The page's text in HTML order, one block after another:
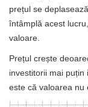
prețul se
întâmplă acest
valoare.
Prețul crește
investitorii mai
este că valoarea nu